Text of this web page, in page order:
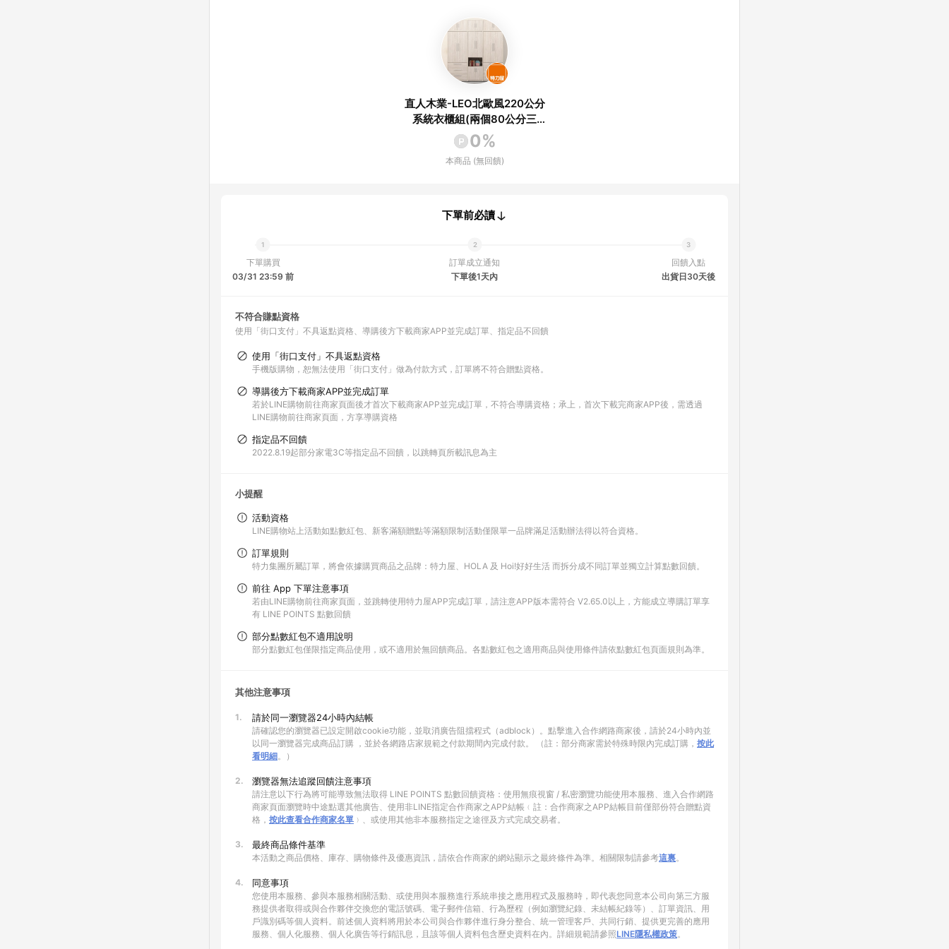
直人木業-LEO北歐風220公分
系統衣櫃組(兩個80公分三
抽/60公
0%
本商品 (無回饋)
下單前必讀
下單購買
03/31 23:59 前
訂單成立通知
下單後1天內
回饋入點
出貨日30天後
不符合賺點資格
使用「街口支付」不具返點資格 導購後方下載商家APP並完成訂單 指定品不回饋
使用「街口支付」不具返點資格
手機版購物，恕無法使用「街口支付」做為付款方式，訂單將不符合贈點資格。
導購後方下載商家APP並完成訂單
若於LINE購物前往商家頁面後才首次下載商家APP並完成訂單，不符合導購資格；承上，首次下載完商家APP後，需透過
LINE購物前往商家頁面，方享導購資格
指定品不回饋
2022.8.19起部分家電3C等指定品不回饋，以跳轉頁所載訊息為主
小提醒
活動資格
LINE購物站上活動如點數紅包、新客滿額贈點等滿額限制活動僅限單一品牌滿足活動辦法得以符合資格。
訂單規則
特力集團所屬訂單，將會依據購買商品之品牌：特力屋、HOLA 及 Hoi!好好生活 而拆分成不同訂單並獨立計算點數回饋。
前往 App 下單注意事項
若由LINE購物前往商家頁面，並跳轉使用特力屋APP完成訂單，請注意APP版本需符合 V2.65.0以上，方能成立導購訂單享
有 LINE POINTS 點數回饋
部分點數紅包不適用說明
部分點數紅包僅限指定商品使用，或不適用於無回饋商品。各點數紅包之適用商品與使用條件請依點數紅包頁面規則為準。
其他注意事項
1. 請於同一瀏覽器24小時內結帳
請確認您的瀏覽器已設定開啟cookie功能，並取消廣告阻擋程式（adblock）。點擊進入合作網路商家後，請於24小時內並
以同一瀏覽器完成商品訂購 ，並於各網路店家規範之付款期間內完成付款。 （註：部分商家需於特殊時限內完成訂購， 按此
看明細。）
2. 瀏覽器無法追蹤回饋注意事項
請注意以下行為將可能導致無法取得 LINE POINTS 點數回饋資格：使用無痕視窗 / 私密瀏覽功能使用本服務、進入合作網路
商家頁面瀏覽時中途點選其他廣告、使用非LINE指定合作商家之APP結帳﹙註：合作商家之APP結帳目前僅部份符合贈點資
格， 按此查看合作商家名單 ﹚、或使用其他非本服務指定之途徑及方式完成交易者。
3. 最終商品條件基準
本活動之商品價格、庫存、購物條件及優惠資訊，請依合作商家的網站顯示之最終條件為準。相關限制請參考這裏。
4. 同意事項
您使用本服務、參與本服務相關活動、或使用與本服務進行系統串接之應用程式及服務時，即代表您同意本公司向第三方服
務提供者取得或與合作夥伴交換您的電話號碼、電子郵件信箱、行為歷程（例如瀏覽紀錄、未結帳紀錄等）、訂單資訊、用
戶識別碼等個人資料。前述個人資料將用於本公司與合作夥伴進行身分整合、統一管理客戶、共同行銷、提供更完善的應用
服務、個人化服務、個人化廣告等行銷訊息，且該等個人資料包含歷史資料在內。詳細規範請參照LINE隱私權政策。